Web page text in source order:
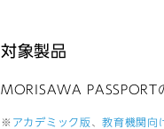
対象製品
MORISAWA PASSPORT
※ アカデミック版 、教育機関向